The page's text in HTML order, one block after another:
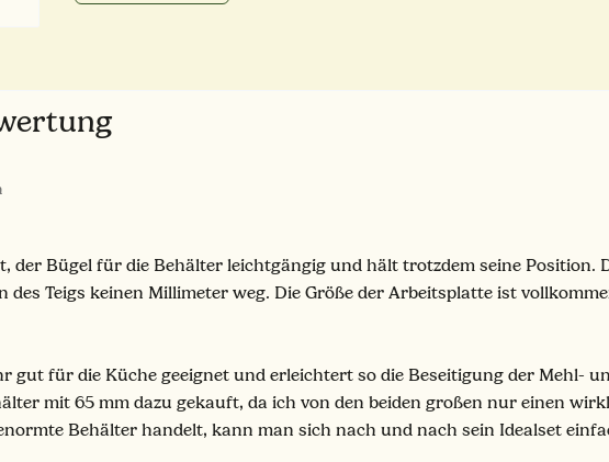
der Bügel für die Behälter leichtgängig und hält trotzdem seine Position.
des Teigs keinen Millimeter weg. Die Größe der Arbeitsplatte ist
gut für die Küche geeignet und erleichtert so die Beseitigung der Mehl-
mit 65 mm dazu gekauft, da ich von den beiden großen nur einen
Behälter handelt, kann man sich nach und nach sein Idealset